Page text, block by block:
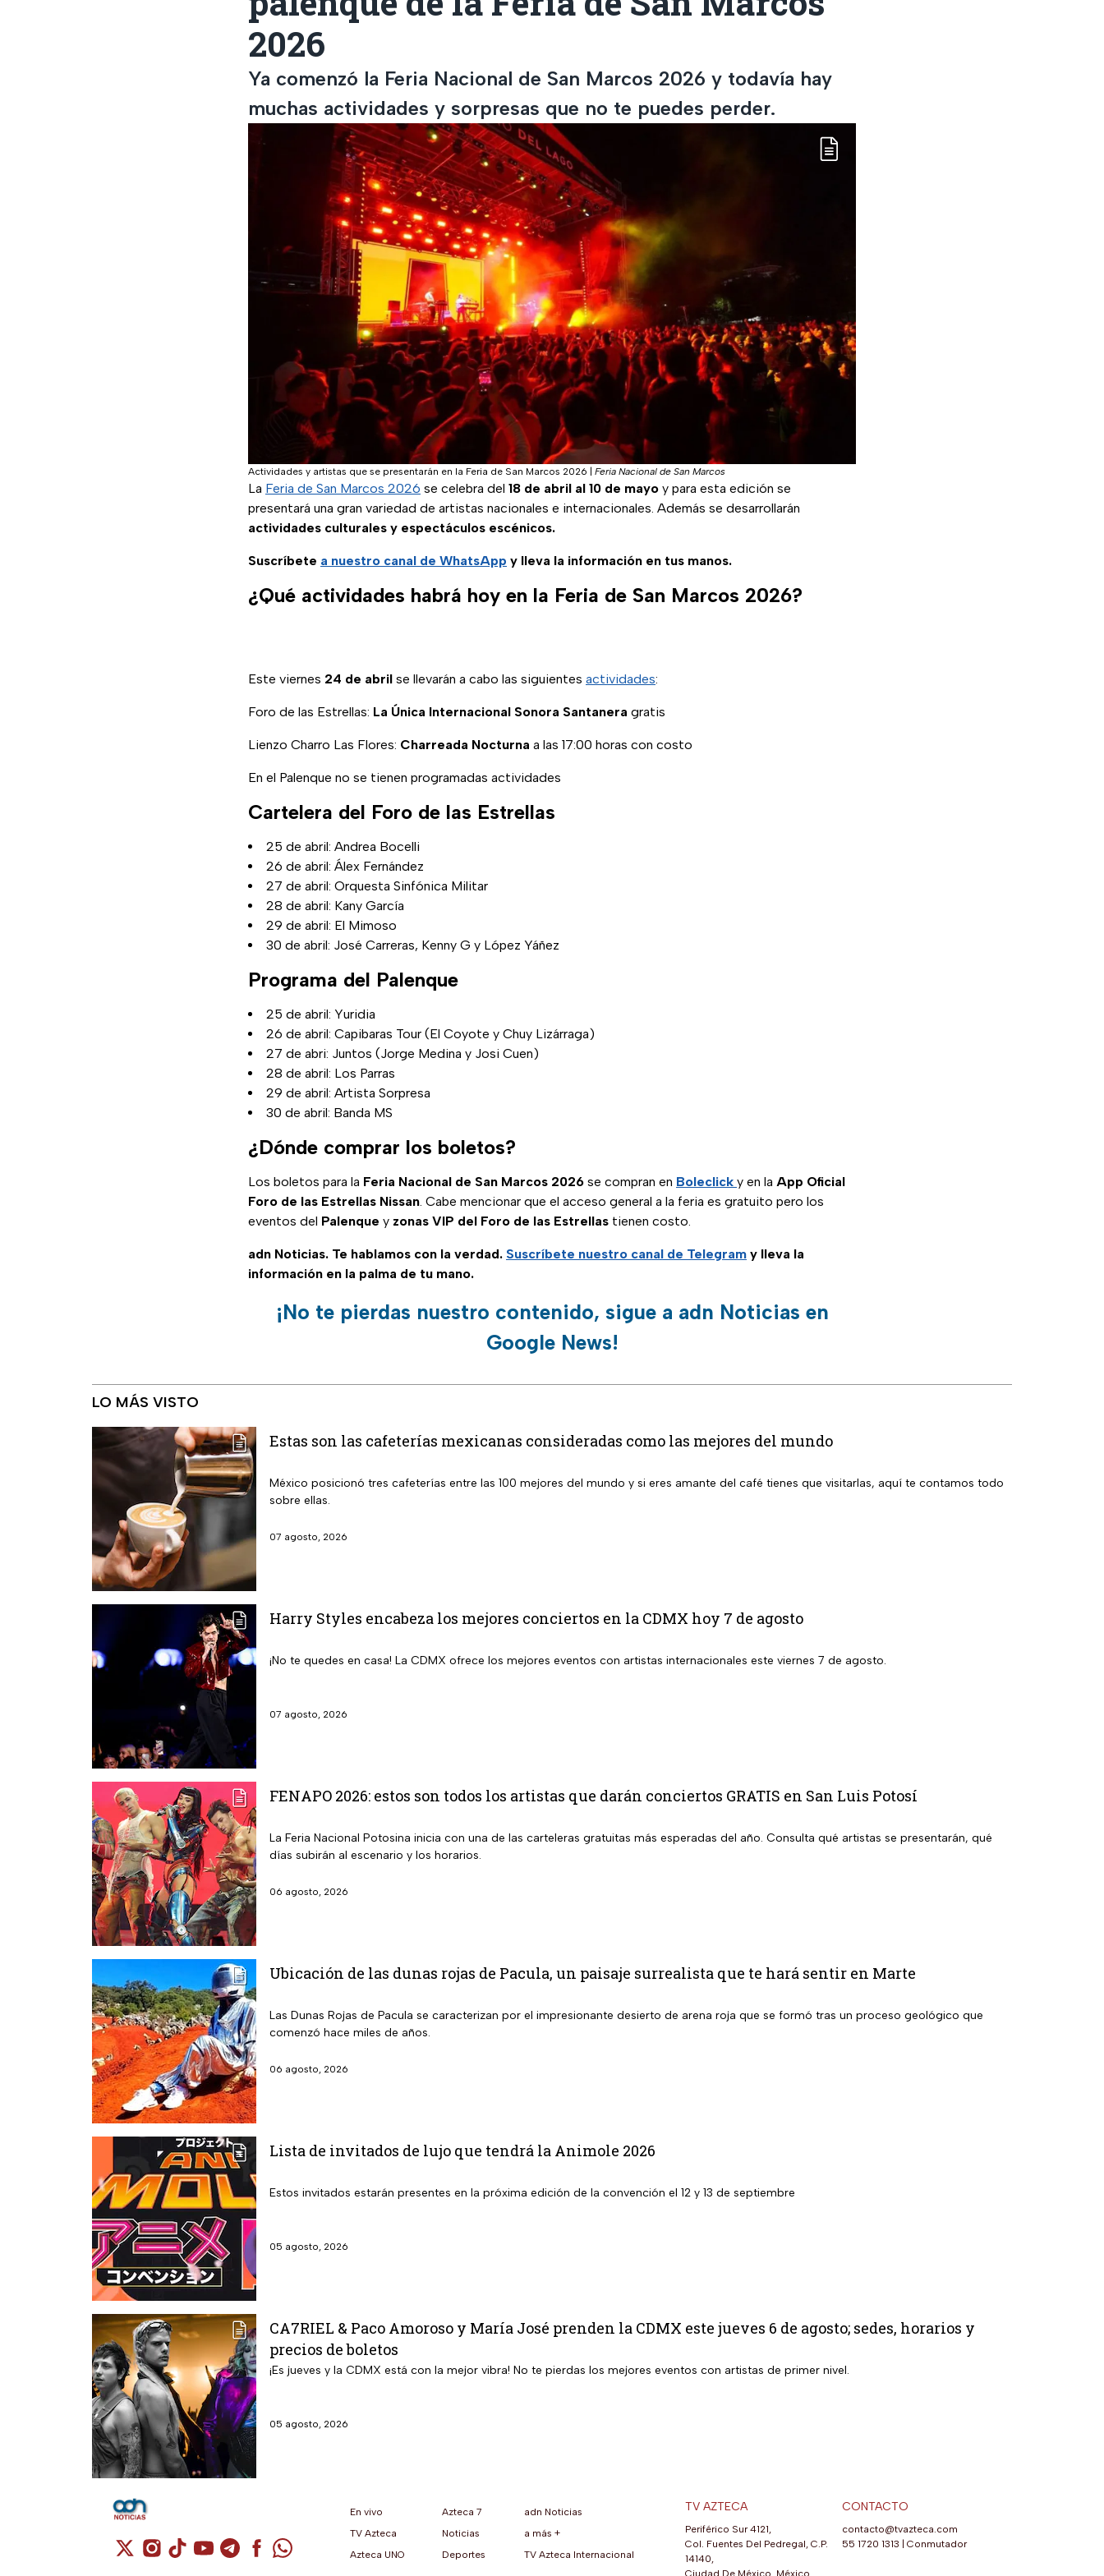
2026
Ya comenzó la Feria Nacional de San Marcos 2026 y todavía hay
muchas actividades y sorpresas que no te puedes perder.
Actividades y artistas que se presentarán en la Feria de San Marcos 2026 Feria Nacional de San Marcos
La Feria de San Marcos 2026 se celebra del 18 de abril al 10 de mayo y para esta edición se
presentará una gran variedad de artistas nacionales e internacionales. Además se desarrollarán
actividades culturales y espectáculos escénicos.
Suscríbete a nuestro canal de WhatsApp y lleva la información en tus manos.
¿Qué actividades habrá hoy en la Feria de San Marcos 2026?
Este viernes 24 de abril se llevarán a cabo las siguientes actividades:
Foro de las Estrellas: La Única Internacional Sonora Santanera gratis
Lienzo Charro Las Flores: Charreada Nocturna a las 17:00 horas con costo
En el Palenque no se tienen programadas actividades
Cartelera del Foro de las Estrellas
25 de abril: Andrea Bocelli
26 de abril: Álex Fernández
27 de abril: Orquesta Sinfónica Militar
28 de abril: Kany García
29 de abril: El Mimoso
30 de abril: José Carreras, Kenny G y López Yáñez
Programa del Palenque
25 de abril: Yuridia
26 de abril: Capibaras Tour (El Coyote y Chuy Lizárraga)
27 de abri: Juntos (Jorge Medina y Josi Cuen)
28 de abril: Los Parras
29 de abril: Artista Sorpresa
30 de abril: Banda MS
¿Dónde comprar los boletos?
Los boletos para la Feria Nacional de San Marcos 2026 se compran en Boleclick y en la App Oficial
Foro de las Estrellas Nissan. Cabe mencionar que el acceso general a la feria es gratuito pero los
eventos del Palenque y zonas VIP del Foro de las Estrellas tienen costo.
adn Noticias. Te hablamos con la verdad. Suscríbete nuestro canal de Telegram y lleva la
información en la palma de tu mano.
¡No te pierdas nuestro contenido, sigue a adn Noticias en
Google News!
LO MÁS VISTO
Estas son las cafeterías mexicanas consideradas como las mejores del mundo
México posicionó tres cafeterías entre las 100 mejores del mundo y si eres amante del café tienes que visitarlas, aquí te contamos todo
sobre ellas.
07 agosto, 2026
Harry Styles encabeza los mejores conciertos en la CDMX hoy 7 de agosto
¡No te quedes en casa! La CDMX ofrece los mejores eventos con artistas internacionales este viernes 7 de agosto.
07 agosto, 2026
FENAPO 2026: estos son todos los artistas que darán conciertos GRATIS en San Luis Potosí
La Feria Nacional Potosina inicia con una de las carteleras gratuitas más esperadas del año. Consulta qué artistas se presentarán, qué
días subirán al escenario y los horarios.
06 agosto, 2026
Ubicación de las dunas rojas de Pacula, un paisaje surrealista que te hará sentir en Marte
Las Dunas Rojas de Pacula se caracterizan por el impresionante desierto de arena roja que se formó tras un proceso geológico que
comenzó hace miles de años.
06 agosto, 2026
Lista de invitados de lujo que tendrá la Animole 2026
Estos invitados estarán presentes en la próxima edición de la convención el 12 y 13 de septiembre
05 agosto, 2026
CA7RIEL & Paco Amoroso y María José prenden la CDMX este jueves 6 de agosto; sedes, horarios y
precios de boletos
¡Es jueves y la CDMX está con la mejor vibra! No te pierdas los mejores eventos con artistas de primer nivel.
05 agosto, 2026
Cuenta de X / Twitter (se abre en una nueva pestaña)
Cuenta de Instagram (se abre en una nueva pestaña)
Cuenta de TikTok (se abre en una nueva pestaña)
Cuenta de YouTube (se abre en una nueva pestaña)
Cuenta de Telegram (se abre en una nueva pestaña)
Cuenta de Facebook (se abre en una nueva pestaña)
Cuenta de WhatsApp (se abre en una nueva pestaña)
En vivo
TV Azteca
Azteca UNO
Azteca 7
Noticias
Deportes
adn Noticias
a más +
TV Azteca Internacional
TV AZTECA
Periférico Sur 4121,
Col. Fuentes Del Pedregal, C.P.
14140,
CONTACTO
contacto@tvazteca.com
55 1720 1313
Conmutador